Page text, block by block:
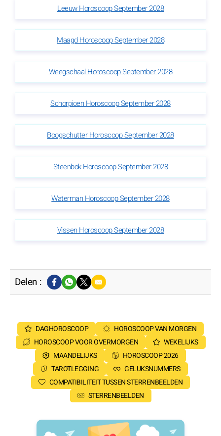
Leeuw Horoscoop September 2028
Maagd Horoscoop September 2028
Weegschaal Horoscoop September 2028
Schorpioen Horoscoop September 2028
Boogschutter Horoscoop September 2028
Steenbok Horoscoop September 2028
Waterman Horoscoop September 2028
Vissen Horoscoop September 2028
Delen :
DAGHOROSCOOP
HOROSCOOP VAN MORGEN
HOROSCOOP VOOR OVERMORGEN
WEKELIJKS
MAANDELIJKS
HOROSCOOP 2026
TAROTLEGGING
GELUKSNUMMERS
COMPATIBILITEIT TUSSEN STERRENBEELDEN
STERRENBEELDEN